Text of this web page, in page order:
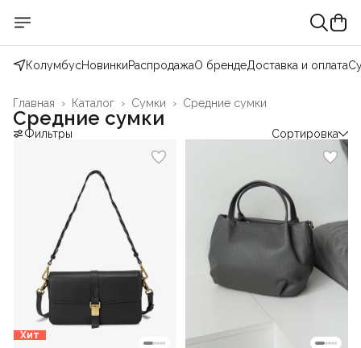
КолумбусНовинкиРаспродажаО брендеДоставка и оплата
Средние сумки
Сумки ›
Каталог ›
Главная ›
Средние сумки
Фильтры Сортировка
Хит